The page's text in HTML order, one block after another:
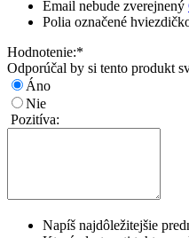
Email nebude zverejnený
Polia označené
Hodnotenie:*
Odporúčal by si tento produkt
Áno
Nie
Pozitíva:
Napíš najdôležitejšie